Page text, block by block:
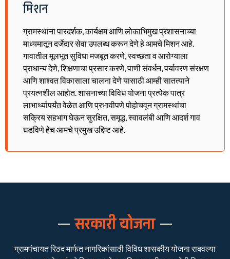
मिशन
ग्रामस्थांना पारदर्शक, कार्यक्षम आणि लोकाभिमुख प्रशासनाच्या
माध्यमातून दर्जेदार सेवा उपलब्ध करून देणे हे आमचे मिशन आहे.
गावातील मूलभूत सुविधा मजबूत करणे, स्वच्छता व आरोग्याला
प्राधान्य देणे, शिक्षणाचा प्रसार करणे, पाणी संवर्धन, पर्यावरण संरक्षण
आणि शाश्वत विकासाला चालना देणे यासाठी आम्ही सातत्याने
प्रयत्नशील आहोत. शासनाच्या विविध योजना प्रत्येक पात्र
लाभार्थ्यापर्यंत वेळेत आणि प्रभावीपणे पोहोचवून ग्रामस्थांचा
सक्रिय सहभाग घेऊन सुरक्षित, समृद्ध, स्वावलंबी आणि आदर्श गाव
घडविणे हेच आमचे प्रमुख उद्दिष्ट आहे.
सरकारी योजना
ग्रामपंचायत रिठद मार्फत नागरिकांसाठी विविध शासकीय योजना राबवल्या